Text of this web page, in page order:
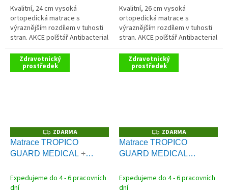
Kvalitní, 24 cm vysoká
ortopedická matrace s
výraznějším rozdílem v tuhosti
stran. AKCE polštář Antibacterial
Gel ZDARMA
Kvalitní, 26 cm vysoká
ortopedická matrace s
výraznějším rozdílem v tuhosti
stran. AKCE polštář Antibacterial
Gel ZDARMA
Zdravotnický
prostředek
Z
D
A
R
ZDARMA
Matrace TROPICO
GUARD MEDICAL +
zdarma
Expedujeme do 4 - 6 pracovních
dní
Zdravotnický
prostředek
Z
D
A
R
ZDARMA
Matrace TROPICO
GUARD MEDICAL
Antibacterial Gel zdarma
Expedujeme do 4 - 6 pracovních
dní